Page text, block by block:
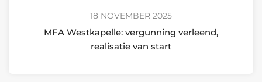
18 NOVEMBER 2025
MFA Westkapelle: vergunning verleend,
realisatie van start